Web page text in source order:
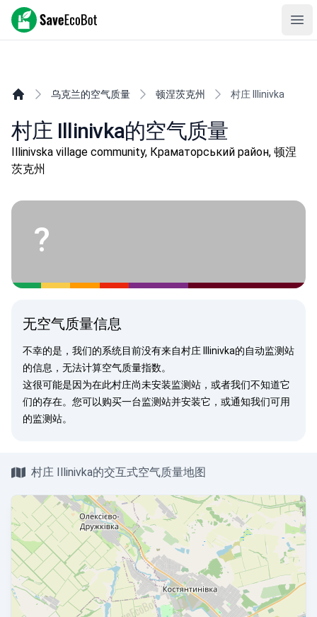
SaveEcoBot
乌克兰的空气质量 顿涅茨克州 村庄 Illinivka
村庄 Illinivka的空气质量
Illinivska village community, Краматорський район, 顿涅
茨克州
?
无空气质量信息
不幸的是，我们的系统目前没有来自村庄 Illinivka的自动监测站
的信息，无法计算空气质量指数。
这很可能是因为在此村庄尚未安装监测站，或者我们不知道它
们的存在。您可以购买一台监测站并安装它，或通知我们可用
的监测站。
村庄 Illinivka的交互式空气质量地图